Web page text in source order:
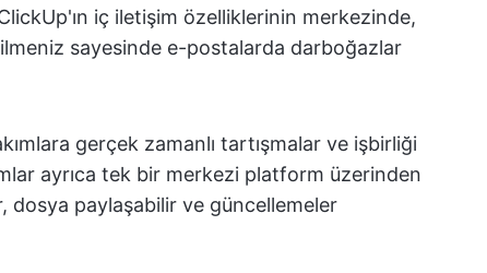
iç iletişim özelliklerinin merkezinde,
sayesinde e-postalarda darboğazlar
gerçek zamanlı tartışmalar ve işbirliği
ayrıca tek bir merkezi platform üzerinden
dosya paylaşabilir ve güncellemeler